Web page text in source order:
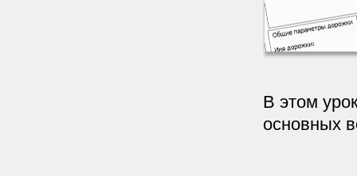
В этом
основных